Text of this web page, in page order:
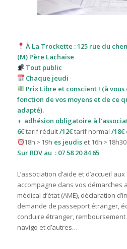
À La Trockette : 125 rue du
(M) Père Lachaise
Tout public
Chaque jeudi
Prix Libre et conscient ! (à
fonction de vos moyens et de ce
adapté).
+ adhésion obligatoire à
6€tarif réduit/12€tarif normal /18€
18h > 19h es jeudis et 16h > 18h30
Sur RDV au : 07 58 20 84 65
L’association d’aide et d’accueil
accompagne dans vos démarches
médical d’état (AME), déclaration
demande de passeport étranger,
conduire étranger,
navigo et d’autres…